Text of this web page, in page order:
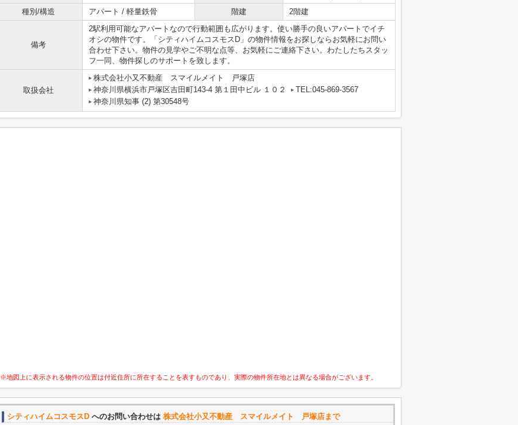
種別/構造
アパート / 軽量鉄骨 階建 2階建
備考
2駅利用可能なアパートなので行動範囲も広がります。使い勝手の良いアパートでイチ
オシの物件です。「シティハイムコスモスD」の物件情報をお探しならお気軽にお問い
合わせ下さい。物件の見学やご不明な点等、お気軽にご連絡下さい。わたしたちスタッ
フ一同、物件探しのサポートを致します。
取扱会社
株式会社小又不動産 スマイルメイト 戸塚店
神奈川県横浜市戸塚区吉田町143-4 第１田中ビル １０２
TEL:045-869-3567
神奈川県知事 (2) 第30548号
※地図上に表示される物件の位置は付近住所に所在することを表すものであり、実際の物件所在地とは異なる場合がございます。
シティハイムコスモスD へのお問い合わせは 株式会社小又不動産 スマイルメイト 戸塚店まで